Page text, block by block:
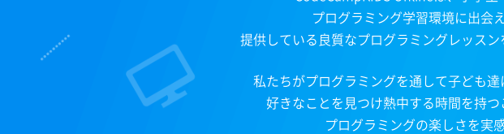
プログラミング学習環境に出会
提供している良質なプログラミングレッス
私たちがプログラミングを通して子ども
好きなことを見つけ熱中する時間を持
プログラミングの楽しさを実